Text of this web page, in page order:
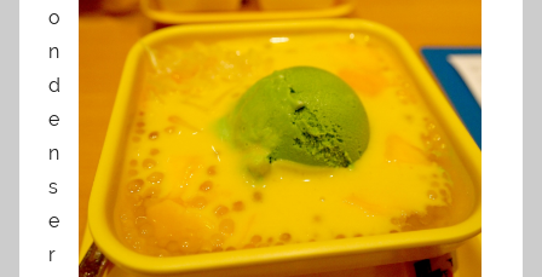
o
n
d
e
n
s
e
r